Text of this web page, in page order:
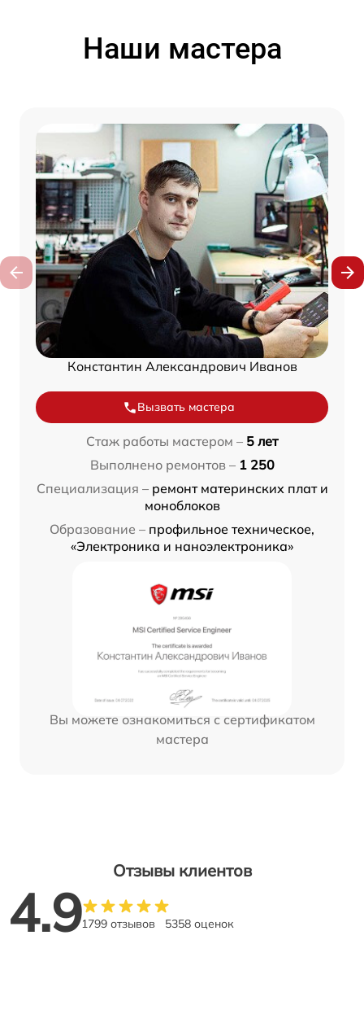
Наши мастера
Константин Александрович Иванов
Вызвать мастера
Стаж работы мастером – 5 лет
Выполнено ремонтов – 1 250
Специализация – ремонт материнских плат и
моноблоков
Образование – профильное техническое,
«Электроника и наноэлектроника»
Вы можете ознакомиться с сертификатом
мастера
Отзывы клиентов
4.91799 отзывов 5358 оценок